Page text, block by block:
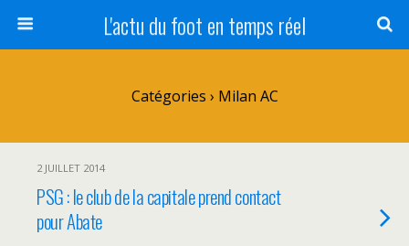
L'actu du foot en temps réel
Catégories › Milan AC
2 JUILLET 2014
PSG : le club de la capitale prend contact
pour Abate